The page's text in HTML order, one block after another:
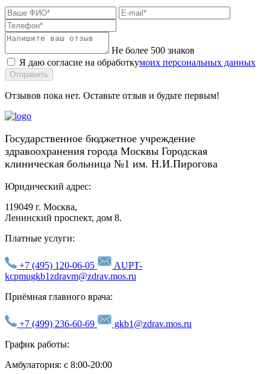
Не более 500 знаков
Я даю согласие на обработкумоих персональных данных
Отправить
Отзывов пока нет. Оставьте отзыв и будьте первым!
Государственное бюджетное учреждение
здравоохранения города Москвы Городская
клиническая больница №1 им. Н.И.Пирогова
Юридический адрес:
119049 г. Москва,
Ленинский проспект, дом 8.
Платные услуги:
+7 (495) 120-06-05
AUPT-
kcpmugkb1zdravm@zdrav.mos.ru
Приёмная главного врача:
+7 (499) 236-60-69
gkb1@zdrav.mos.ru
График работы:
Амбулатория: с 8:00-20:00